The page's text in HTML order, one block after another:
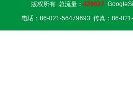
版权所有 总流量： 420627
电话：86-021-56479693 传真：86-